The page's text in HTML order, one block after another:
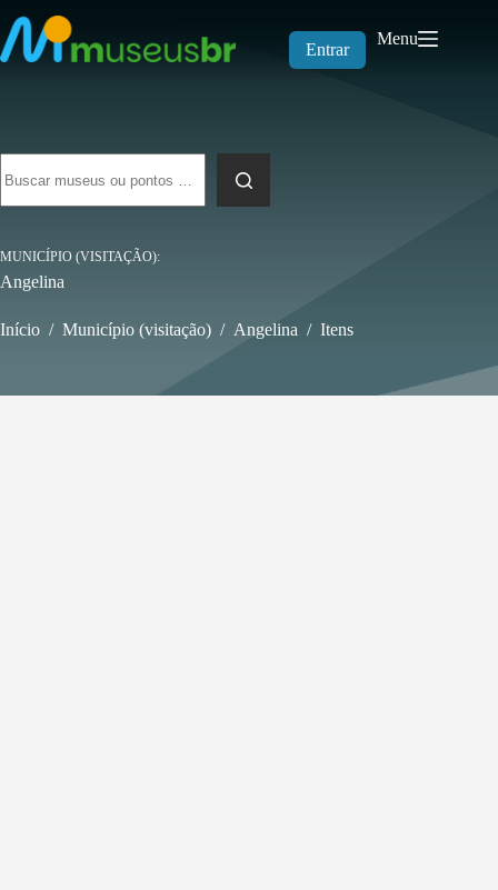
para
o
conteúdo
Entrar
Menu
resultados
MUNICÍPIO (VISITAÇÃO)
Angelina
Início / Município (visitação) / Angelina / Itens